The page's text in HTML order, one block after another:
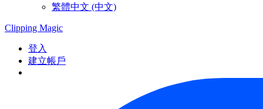
繁體中文 (中文)
Clipping Magic
登入
建立帳戶